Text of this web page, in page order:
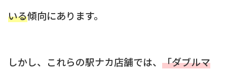
いる傾向にあります。
しかし、これらの駅ナカ店舗では、 「ダブルマ